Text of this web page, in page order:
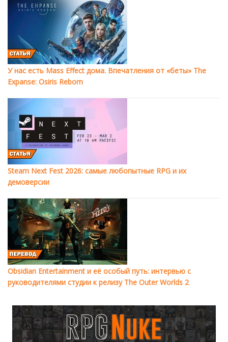
У нас есть Mass Effect дома. Впечатления от «беты» The
Expanse: Osiris Reborn
Steam Next Fest 2026: самые любопытные RPG и их
демоверсии
Obsidian Entertainment и её особый путь: интервью с
руководителями студии к релизу The Outer Worlds 2